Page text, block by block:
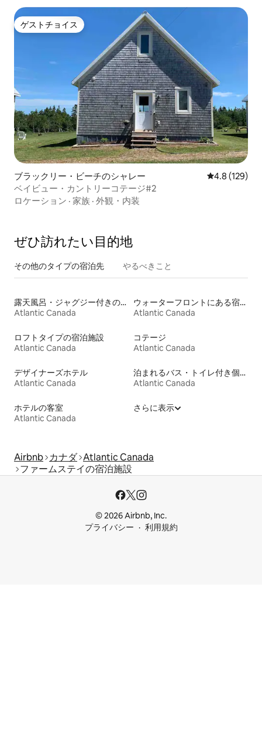
ゲストチョイス
ゲストチョイス
ブラックリー・ビーチのシャレー レビュー129
4.8 (129)
ベイビュー・カントリーコテージ#2
ロケーション · 家族 · 外観・内装
ぜひ訪⁠れ⁠た⁠い目⁠的⁠地
その他のタ⁠イ⁠プ⁠の宿⁠泊⁠先 やるべきこと
露天風呂・ジャグジー付きの宿泊施設
Atlantic Canada
ウォーターフロントにある宿泊施設
Atlantic Canada
ロフトタイプの宿泊施設
Atlantic Canada
コテージ
Atlantic Canada
デザイナーズホテル
Atlantic Canada
泊まれるバス・トイレ付き個室
Atlantic Canada
ホテルの客室
Atlantic Canada
さらに表示
Airbnb カナダ Atlantic Canada
ファームステイの宿泊施設
© 2026 Airbnb, Inc.
プライバシー
利用規約